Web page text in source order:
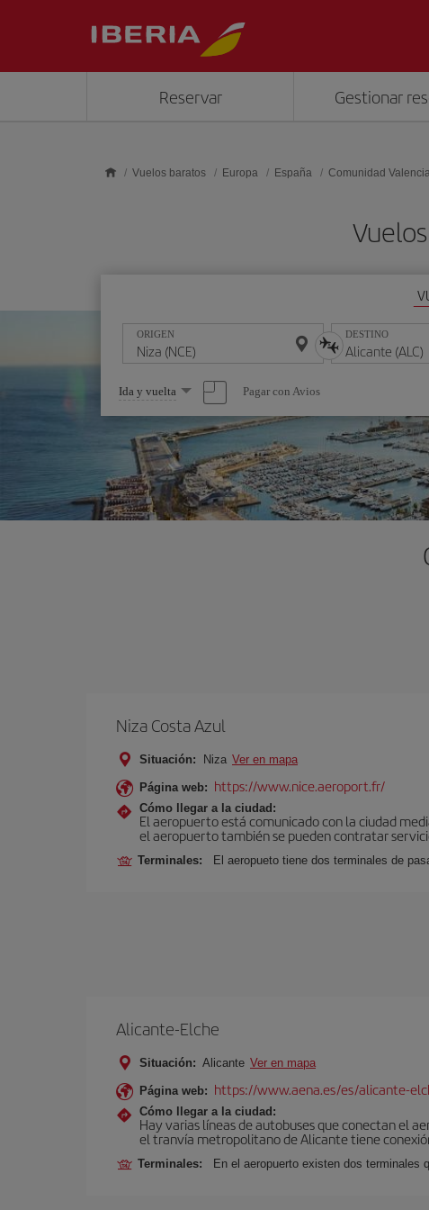
Reservar Gestionar
Vuelos baratos Europa España Comunidad
ORIGEN DESTINO
Seleccione
una
opción
Ida y vuelta Pagar con Avios
Niza Costa Azul
Situación: Niza Ver en mapa
Página web: https://www.nice.aeroport.fr/
Cómo llegar a la ciudad:
El aeropuerto está comunicado con la ciudad
el aeropuerto también se pueden contratar
Terminales: El aeropueto tiene dos terminales de
Alicante-Elche
Situación: Alicante Ver en mapa
Página web: https://www.aena.es/es/alicante-
Cómo llegar a la ciudad:
Hay varias líneas de autobuses que conectan el
el tranvía metropolitano de Alicante tiene
Terminales: En el aeropuerto existen dos terminales